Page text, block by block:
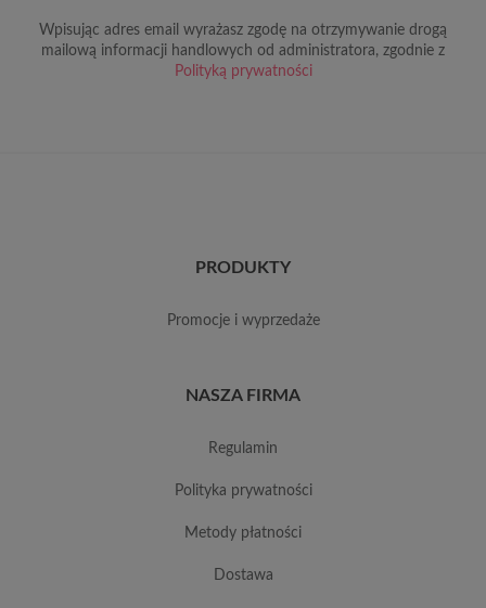
Wpisując adres email wyrażasz zgodę na otrzymywanie drogą
mailową informacji handlowych od administratora, zgodnie z
Polityką prywatności
PRODUKTY
promocje i wyprzedaże
NASZA FIRMA
regulamin
polityka prywatności
metody płatności
dostawa